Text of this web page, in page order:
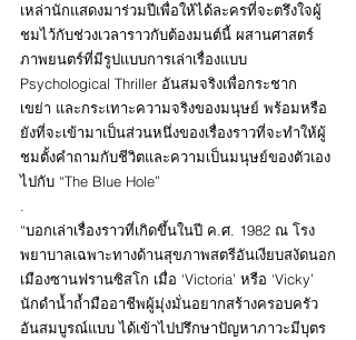
เหล่านักแสดงมาร่วมปีเพื่อให้ได้ละครที่จะตรึงใจผู้
ชมไว้กับช่วงเวลาราวกับต้องมนต์นี้ ผสานศาสตร์
ภาพยนตร์ที่มีรูปแบบการเล่าเรื่องแบบ
Psychological Thriller อันสมจริงเพื่อกระชาก
เขย่า และกระเทาะความจริงของมนุษย์ พร้อมหรือ
ยังที่จะเข้ามาเป็นส่วนหนึ่งของเรื่องราวที่จะทำให้ผู้
ชมตั้งคำถามกับชีวิตและความเป็นมนุษย์ของตัวเอง
ไปกับ “The Blue Hole”
.
“บอกเล่าเรื่องราวที่เกิดขึ้นในปี ค.ศ. 1982 ณ โรง
พยาบาลเฉพาะทางด้านสุขภาพสตรีอันเงียบสงัดนอก
เมืองซานฟรานซิสโก เมื่อ ‘Victoria’ หรือ ‘Vicky’
นักดำน้ำถ้ำมืออาชีพผู้มุ่งมั่นอยากสร้างครอบครัว
อันสมบูรณ์แบบ ได้เข้าไปปรึกษาปัญหาภาวะมีบุตร